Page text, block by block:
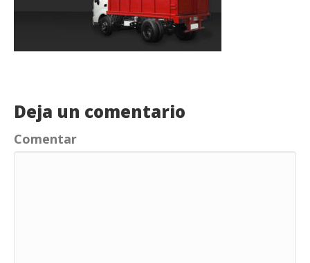
Deja un comentario
Comentar